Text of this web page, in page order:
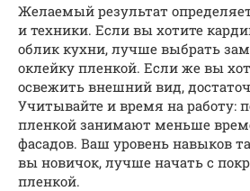
Желаемый результат
и техники. Если вы хотите
облик кухни, лучше выбрать
оклейку пленкой. Если же вы
освежить внешний вид,
Учитывайте и время на работу:
пленкой занимают меньше
фасадов. Ваш уровень навыков
вы новичок, лучше начать с
пленкой.